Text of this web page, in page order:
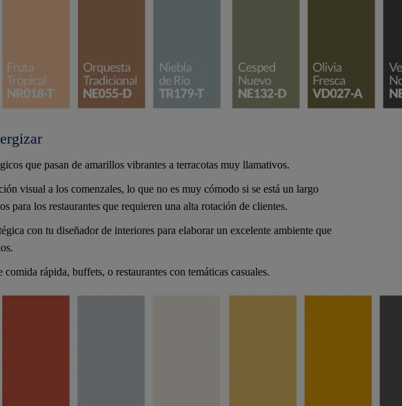
que pasan de amarillos vibrantes a terracotas muy llamativos.
visual a los comenzales, lo que no es muy cómodo si se está un largo
para los restaurantes que requieren una alta rotación de clientes.
con tu diseñador de interiores para elaborar un excelente ambiente que
rápida, buffets, o restaurantes con temáticas casuales.